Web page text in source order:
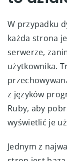
W przypadku
każda strona
serwerze,
użytkownika.
z języków
Ruby, aby
wyświetlić je
Jednym z